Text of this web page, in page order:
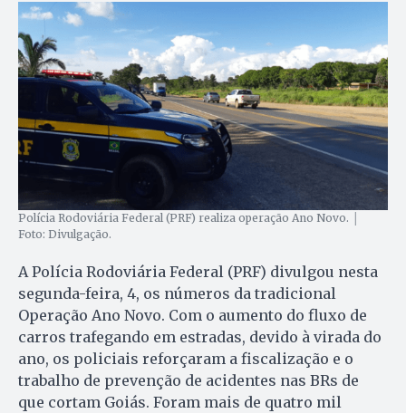
Polícia Rodoviária Federal (PRF) realiza operação Ano Novo. │
Foto: Divulgação.
A Polícia Rodoviária Federal (PRF) divulgou nesta
segunda-feira, 4, os números da tradicional
Operação Ano Novo. Com o aumento do fluxo de
carros trafegando em estradas, devido à virada do
ano, os policiais reforçaram a fiscalização e o
trabalho de prevenção de acidentes nas BRs de
que cortam Goiás. Foram mais de quatro mil